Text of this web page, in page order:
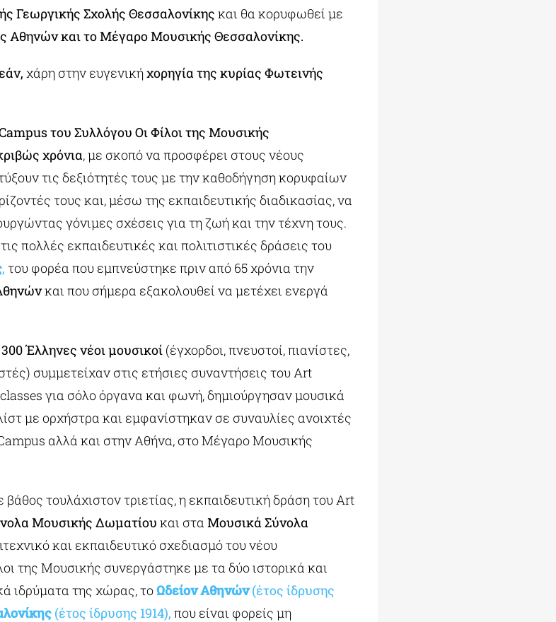
Γεωργικής Σχολής Θεσσαλονίκης και θα κορυφωθεί με
Αθηνών και το Μέγαρο Μουσικής Θεσσαλονίκης.
χάρη στην ευγενικήχορηγία της κυρίας Φωτεινής
του Συλλόγου Οι Φίλοι της Μουσικής
χρόνια, με σκοπό να προσφέρει στους νέους
τις δεξιότητές τους με την καθοδήγηση κορυφαίων
τους και, μέσω της εκπαιδευτικής διαδικασίας, να
γόνιμες σχέσεις για τη ζωή και την τέχνη τους.
πολλές εκπαιδευτικές και πολιτιστικές δράσεις του
, του φορέα που εμπνεύστηκε πριν από 65 χρόνια την
και που σήμερα εξακολουθεί να μετέχει ενεργά
300 Έλληνες νέοι μουσικοί (έγχορδοι, πνευστοί, πιανίστες,
συμμετείχαν στις ετήσιες συναντήσεις του Art
για σόλο όργανα και φωνή, δημιούργησαν μουσικά
με ορχήστρα και εμφανίστηκαν σε συναυλίες ανοιχτές
αλλά και στην Αθήνα, στο Μέγαρο Μουσικής
βάθος τουλάχιστον τριετίας, η εκπαιδευτική δράση του Art
Μουσικής Δωματίου και στα Μουσικά Σύνολα
και εκπαιδευτικό σχεδιασμό του νέου
της Μουσικής συνεργάστηκε με τα δύο ιστορικά και
ιδρύματα της χώρας, τοΩδείονΑθηνών(έτος ίδρυσης
(έτος ίδρυσης 1914), που είναι φορείς μη